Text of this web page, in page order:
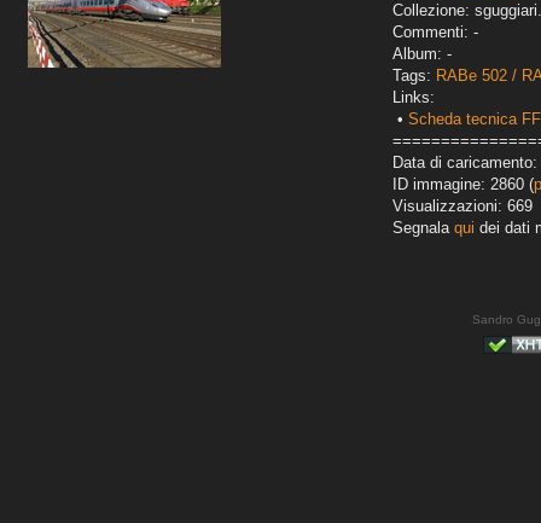
Collezione:
Commenti: -
Album: -
Tags: RABe 502 /
Links:
• Scheda tecnica
Data di
ID immagine: 2860 (
Visualizzazioni: 669
Segnala qui dei dati
Sandro